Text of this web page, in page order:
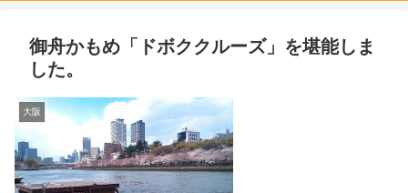
御舟かもめ「ドボククルーズ」を堪能しま
した。
大阪